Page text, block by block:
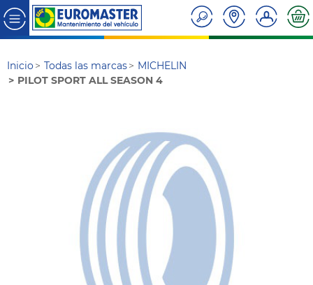
Inicio Todas las marcas
MICHELIN
PILOT SPORT ALL SEASON 4